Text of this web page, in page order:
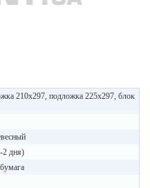
210х297, подложка 225х297, блок
2 дня)